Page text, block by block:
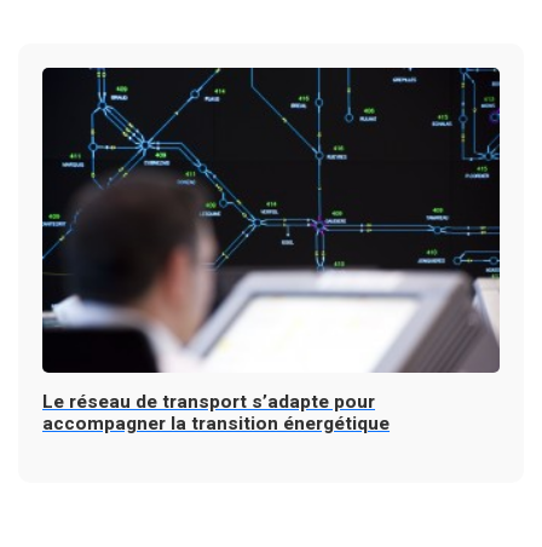
Le réseau de transport s’adapte pour
accompagner la transition énergétique